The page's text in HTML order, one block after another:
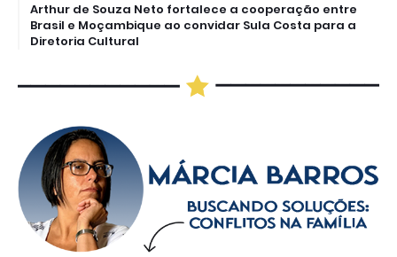
Arthur de Souza Neto fortalece a cooperação entre
Brasil e Moçambique ao convidar Sula Costa para a
Diretoria Cultural